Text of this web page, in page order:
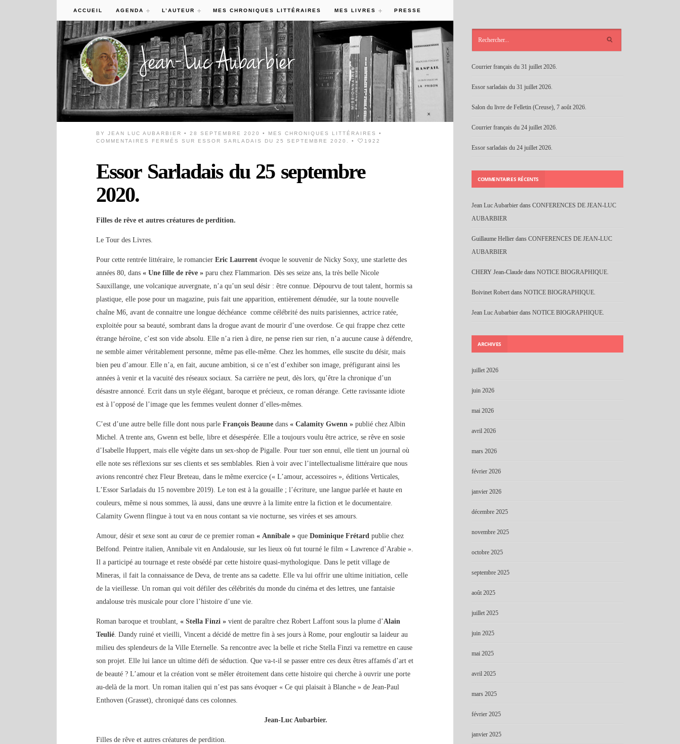
ACCUEIL AGENDA L’AUTEUR MES CHRONIQUES LITTÉRAIRES MES LIVRES PRESSE
BYJEAN LUC AUBARBIER • 28 SEPTEMBRE 2020 • MES CHRONIQUES LITTÉRAIRES
•
COMMENTAIRES FERMÉS
SUR ESSOR SARLADAIS DU 25 SEPTEMBRE 2020. • 1922
Essor Sarladais du 25 septembre
2020.
Filles de rêve et autres créatures de perdition.
Le Tour des Livres.
Pour cette rentrée littéraire, le romancierEric Laurrent évoque le souvenir de Nicky Soxy, une starlette des
années 80, dans« Une fille de rêve » paru chez Flammarion. Dès ses seize ans, la très belle Nicole
Sauxillange, une volcanique auvergnate, n’a qu’un seul désir : être connue. Dépourvu de tout talent, hormis sa
plastique, elle pose pour un magazine, puis fait une apparition, entièrement dénudée, sur la toute nouvelle
chaîne M6, avant de connaitre une longue déchéance comme célébrité des nuits parisiennes, actrice ratée,
exploitée pour sa beauté, sombrant dans la drogue avant de mourir d’une overdose. Ce qui frappe chez cette
étrange héroïne, c’est son vide absolu. Elle n’a rien à dire, ne pense rien sur rien, n’a aucune cause à défendre,
ne semble aimer véritablement personne, même pas elle-même. Chez les hommes, elle suscite du désir, mais
bien peu d’amour. Elle n’a, en fait, aucune ambition, si ce n’est d’exhiber son image, préfigurant ainsi les
années à venir et la vacuité des réseaux sociaux. Sa carrière ne peut, dès lors, qu’être la chronique d’un
désastre annoncé. Ecrit dans un style élégant, baroque et précieux, ce roman dérange. Cette ravissante idiote
est à l’opposé de l’image que les femmes veulent donner d’elles-mêmes.
C’est d’une autre belle fille dont nous parleFrançois Beaune dans« Calamity Gwenn » publié chez Albin
Michel. A trente ans, Gwenn est belle, libre et désespérée. Elle a toujours voulu être actrice, se rêve en sosie
d’Isabelle Huppert, mais elle végète dans un sex-shop de Pigalle. Pour tuer son ennui, elle tient un journal où
elle note ses réflexions sur ses clients et ses semblables. Rien à voir avec l’intellectualisme littéraire que nous
avions rencontré chez Fleur Breteau, dans le même exercice (« L’amour, accessoires », éditions Verticales,
L’Essor Sarladais du 15 novembre 2019). Le ton est à la gouaille ; l’écriture, une langue parlée et haute en
couleurs, même si nous sommes, là aussi, dans une œuvre à la limite entre la fiction et le documentaire.
Calamity Gwenn flingue à tout va en nous contant sa vie nocturne, ses virées et ses amours.
Amour, désir et sexe sont au cœur de ce premier roman« Annibale » queDominique Frétard publie chez
Belfond. Peintre italien, Annibale vit en Andalousie, sur les lieux où fut tourné le film « Lawrence d’Arabie ».
Il a participé au tournage et reste obsédé par cette histoire quasi-mythologique. Dans le petit village de
Mineras, il fait la connaissance de Deva, de trente ans sa cadette. Elle va lui offrir une ultime initiation, celle
de la vieillesse. Un roman qui voit défiler des célébrités du monde du cinéma et des lettres, une fantaisie
andalouse très musicale pour clore l’histoire d’une vie.
Roman baroque et troublant,« Stella Finzi » vient de paraître chez Robert Laffont sous la plume d’Alain
Teulié. Dandy ruiné et vieilli, Vincent a décidé de mettre fin à ses jours à Rome, pour engloutir sa laideur au
milieu des splendeurs de la Ville Eternelle. Sa rencontre avec la belle et riche Stella Finzi va remettre en cause
son projet. Elle lui lance un ultime défi de séduction. Que va-t-il se passer entre ces deux êtres affamés d’art et
de beauté ? L’amour et la création vont se mêler étroitement dans cette histoire qui cherche à ouvrir une porte
au-delà de la mort. Un roman italien qui n’est pas sans évoquer « Ce qui plaisait à Blanche » de Jean-Paul
Enthoven (Grasset), chroniqué dans ces colonnes.
Jean-Luc Aubarbier.
Filles de rêve et autres créatures de perdition.
Courrier français du 31 juillet 2026.
Essor sarladais du 31 juillet 2026.
Salon du livre de Felletin (Creuse), 7 août 2026.
Courrier français du 24 juillet 2026.
Essor sarladais du 24 juillet 2026.
COMMENTAIRES RÉCENTS
Jean Luc Aubarbier dans CONFERENCES DE JEAN-LUC
AUBARBIER
Guillaume Hellier dans CONFERENCES DE JEAN-LUC
AUBARBIER
CHERY Jean-Claude dans NOTICE BIOGRAPHIQUE.
Boivinet Robert dans NOTICE BIOGRAPHIQUE.
Jean Luc Aubarbier dans NOTICE BIOGRAPHIQUE.
ARCHIVES
juillet 2026
juin 2026
mai 2026
avril 2026
mars 2026
février 2026
janvier 2026
décembre 2025
novembre 2025
octobre 2025
septembre 2025
août 2025
juillet 2025
juin 2025
mai 2025
avril 2025
mars 2025
février 2025
janvier 2025